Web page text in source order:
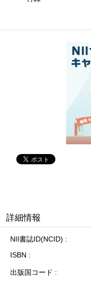
詳細情報
NII書誌ID(NCID)
ISBN
出版国コード